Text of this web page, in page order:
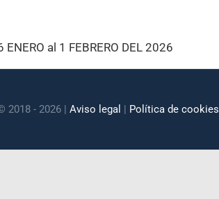
ENERO al 1 FEBRERO DEL 2026
2018 - 2026 | Aviso legal | Política de cookies